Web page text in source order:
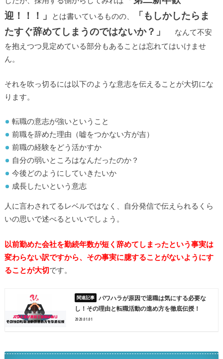
迎！！！」
とは書いているものの、
「もしかしたらま
たすぐ辞めてしまうのではないか？」
なんて不安
を抱えつつ見定めている部分もあることは忘れてはいけませ
ん。
それを吹っ切るには以下のような意志を伝えることが大切にな
ります。
転職の意志が強いということ
前職を辞めた理由（嘘をつかない方が吉）
前職の経験をどう活かすか
自分の弱いところはなんだったのか？
今後どのようにしていきたいか
成長したいという意志
人に言わされてるレベルではなく、自分発信で伝えられるくら
いの思いで述べるといいでしょう。
以前勤めた会社を勤続年数が短く辞めてしまったという事実は
変わらない訳ですから、その事実に臆することがないようにす
ることが大切です。
パワハラが原因で退職は気にする必要な
し！その理由と転職活動の進め方を徹底伝授！
2020.01.01